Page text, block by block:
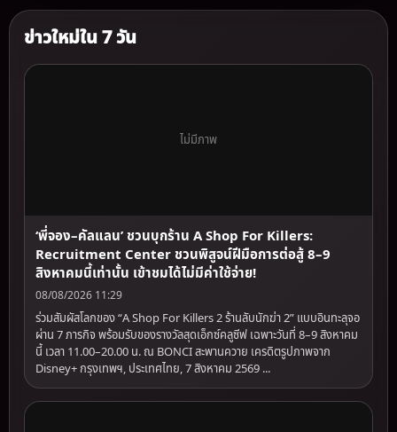
ข่าวใหม่ใน 7 วัน
ไม่มีภาพ
‘พี่จอง–คัลแลน’ ชวนบุกร้าน A Shop For Killers:
Recruitment Center ชวนพิสูจน์ฝีมือการต่อสู้ 8–9
สิงหาคมนี้เท่านั้น เข้าชมได้ไม่มีค่าใช้จ่าย!
08/08/2026 11:29
ร่วมสัมผัสโลกของ “A Shop For Killers 2 ร้านลับนักฆ่า 2” แบบอินทะลุจอ
ผ่าน 7 ภารกิจ พร้อมรับของรางวัลสุดเอ็กซ์คลูซีฟ เฉพาะวันที่ 8–9 สิงหาคม
นี้ เวลา 11.00–20.00 น. ณ BONCI สะพานควาย เครดิตรูปภาพจาก
Disney+ กรุงเทพฯ, ประเทศไทย, 7 สิงหาคม 2569 ...